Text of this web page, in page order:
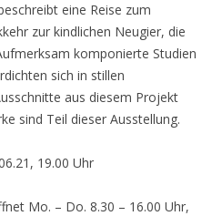
eine Reise zum
zur kindlichen Neugier, die
komponierte Studien
sich in stillen
aus diesem Projekt
sind Teil dieser Ausstellung.
19.00 Uhr
Mo. – Do. 8.30 – 16.00 Uhr,